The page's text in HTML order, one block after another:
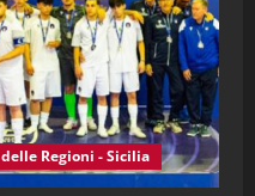
in Podcast Sport News
in Podcast: 27^ Puntata
2026)
Regioni - Sicilia